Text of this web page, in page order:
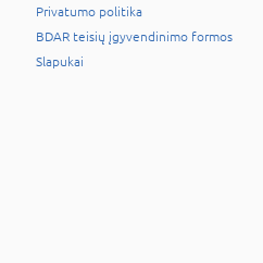
Privatumo politika
BDAR teisių įgyvendinimo formos
Slapukai